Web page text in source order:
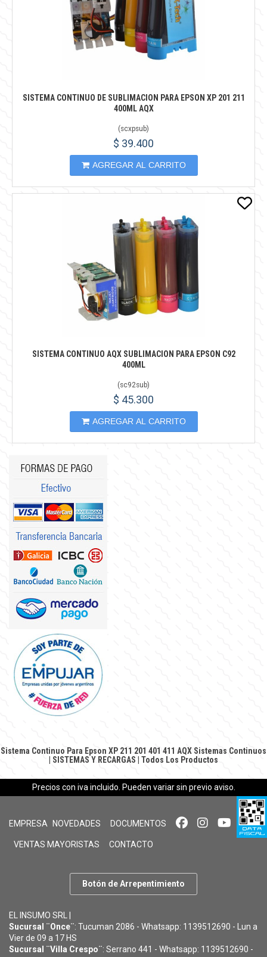
SISTEMA CONTINUO DE SUBLIMACION PARA EPSON XP 201 211
400ML AQX
(scxpsub)
$ 39.400
AGREGAR AL CARRITO
SISTEMA CONTINUO AQX SUBLIMACION PARA EPSON C92
400ML
(sc92sub)
$ 45.300
AGREGAR AL CARRITO
Sistema Continuo Para Epson XP 211 201 401 411 AQX Sistemas Continuos
SISTEMAS Y RECARGAS Todos Los Productos
Precios con iva incluido. Pueden variar sin previo aviso.
EMPRESA NOVEDADES DOCUMENTOS
VENTAS MAYORISTAS CONTACTO
Botón de Arrepentimiento
EL INSUMO SRL |
Sucursal ¨Once¨: Tucuman 2086 - Whatsapp: 1139512690 - Lun a
Vier de 09 a 17 HS
Sucursal ¨Villa Crespo¨: Serrano 441 - Whatsapp: 1139512690 -